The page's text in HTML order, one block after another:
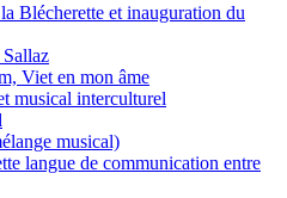
Blécherette et inauguration du
Viet en mon âme
musical interculturel
musical)
langue de communication entre